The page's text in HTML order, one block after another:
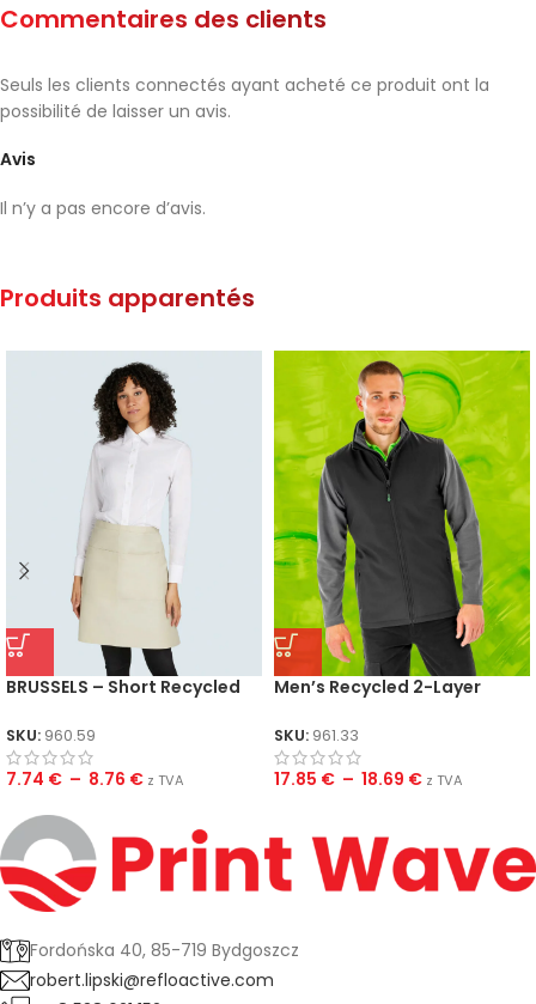
Commentaires des clients
Avis
Il n’y a pas encore d’avis.
Seuls les clients connectés ayant acheté ce produit ont la
possibilité de laisser un avis.
Produits apparentés
BRUSSELS – Short Recycled
SKU: 960.59
7.74 € – 8.76 € z TVA
Men’s Recycled 2-Layer
SKU: 961.33
17.85 € – 18.69 € z TVA
Fordońska 40, 85-719 Bydgoszcz
robert.lipski@refloactive.com